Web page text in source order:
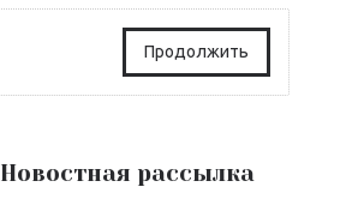
Продолжить
Новостная рассылка